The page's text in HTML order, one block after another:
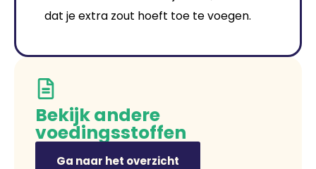
dat je extra zout hoeft toe te voegen.
Bekijk andere
voedingsstoffen
Ga naar het overzicht